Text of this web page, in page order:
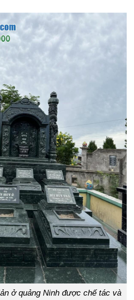
ở quảng Ninh được chế tác và